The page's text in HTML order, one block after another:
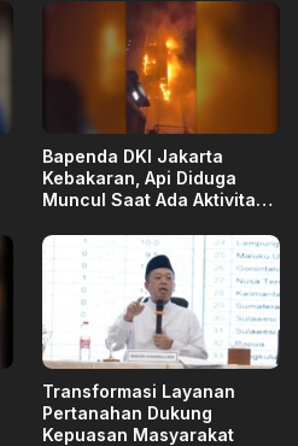
Bapenda DKI Jakarta
Kebakaran, Api Diduga
Muncul Saat Ada Aktivitas
Transformasi Layanan
Pertanahan Dukung
Kepuasan Masyarakat